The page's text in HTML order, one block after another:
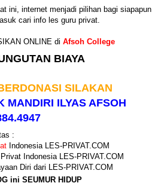
ini, internet menjadi pilihan bagi siapapun
cari info les guru privat.
ONLINE di Afsoh College
BIAYA
SILAKAN
MANDIRI ILYAS AFSOH
:
Indonesia LES-PRIVAT.COM
Indonesia LES-PRIVAT.COM
Diri dari LES-PRIVAT.COM
ini SEUMUR HIDUP